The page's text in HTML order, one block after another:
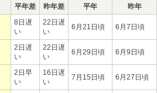
平年差 昨年差 平年 昨年
8日遅
い
22日遅
い
6月21日頃 6月7日頃
2日遅
い
22日遅
い
6月29日頃 6月9日頃
2日早
い
16日遅
い
7月15日頃 6月27日頃